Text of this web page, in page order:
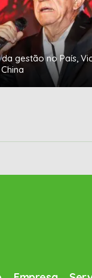
da gestão no País,